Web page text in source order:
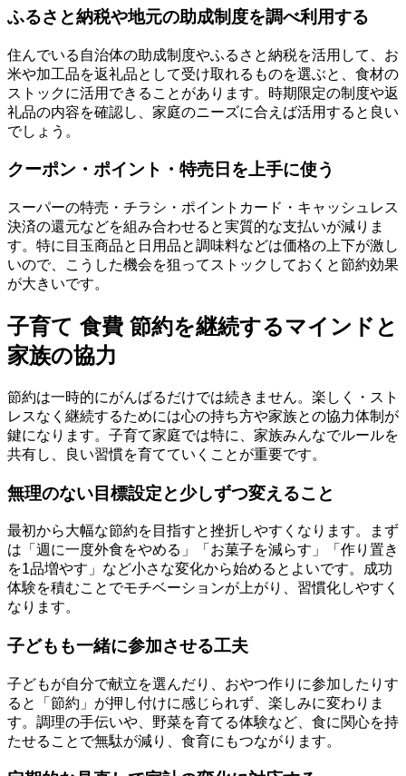
ふるさと納税や地元の助成制度を調べ利用する
住んでいる自治体の助成制度やふるさと納税を活用して、お
米や加工品を返礼品として受け取れるものを選ぶと、食材の
ストックに活用できることがあります。時期限定の制度や返
礼品の内容を確認し、家庭のニーズに合えば活用すると良い
でしょう。
クーポン・ポイント・特売日を上手に使う
スーパーの特売・チラシ・ポイントカード・キャッシュレス
決済の還元などを組み合わせると実質的な支払いが減りま
す。特に目玉商品と日用品と調味料などは価格の上下が激し
いので、こうした機会を狙ってストックしておくと節約効果
が大きいです。
子育て 食費 節約を継続するマインドと
家族の協力
節約は一時的にがんばるだけでは続きません。楽しく・スト
レスなく継続するためには心の持ち方や家族との協力体制が
鍵になります。子育て家庭では特に、家族みんなでルールを
共有し、良い習慣を育てていくことが重要です。
無理のない目標設定と少しずつ変えること
最初から大幅な節約を目指すと挫折しやすくなります。まず
は「週に一度外食をやめる」「お菓子を減らす」「作り置き
を1品増やす」など小さな変化から始めるとよいです。成功
体験を積むことでモチベーションが上がり、習慣化しやすく
なります。
子どもも一緒に参加させる工夫
子どもが自分で献立を選んだり、おやつ作りに参加したりす
ると「節約」が押し付けに感じられず、楽しみに変わりま
す。調理の手伝いや、野菜を育てる体験など、食に関心を持
たせることで無駄が減り、食育にもつながります。